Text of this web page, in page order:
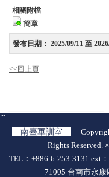
相關附檔
簡章
發布日期： 2025/09/11 至
<<回上頁
:::
南臺軍訓室
Rights
TEL：+886-6-253-3131
71005 台南市永